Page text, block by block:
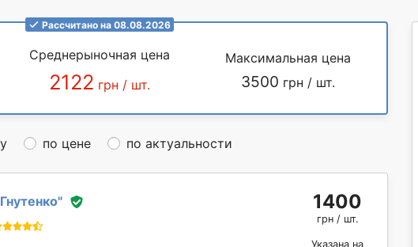
Рассчитано на 08.08.2026
Среднерыночная цена
2122 грн / шт.
Максимальная цена
3500 грн / шт.
по цене по актуальности
" 1400
грн / шт.
Указана на